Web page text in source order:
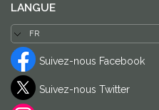
LANGUE
Suivez-nous Facebook
Suivez-nous Twitter